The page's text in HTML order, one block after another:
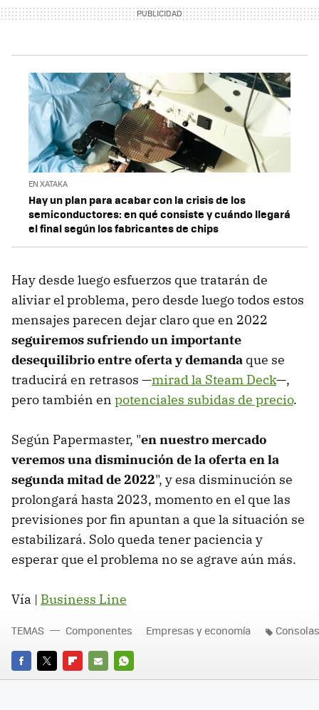
EN XATAKA
Hay un plan para acabar con la crisis de los
semiconductores: en qué consiste y cuándo llegará
el final según los fabricantes de chips
Hay desde luego esfuerzos que tratarán de
aliviar el problema, pero desde luego todos estos
mensajes parecen dejar claro que en 2022
seguiremos sufriendo un importante
desequilibrio entre oferta y demanda que se
traducirá en retrasos —mirad la Steam Deck—,
pero también en potenciales subidas de precio.
Según Papermaster, "en nuestro mercado
veremos una disminución de la oferta en la
segunda mitad de 2022", y esa disminución se
prolongará hasta 2023, momento en el que las
previsiones por fin apuntan a que la situación se
estabilizará. Solo queda tener paciencia y
esperar que el problema no se agrave aún más.
Vía | Business Line
FACEBOOK
TWITTERFLIPBOARD
E-
WHATSAPP
TEMAS Componentes Empresas y economía Consolas